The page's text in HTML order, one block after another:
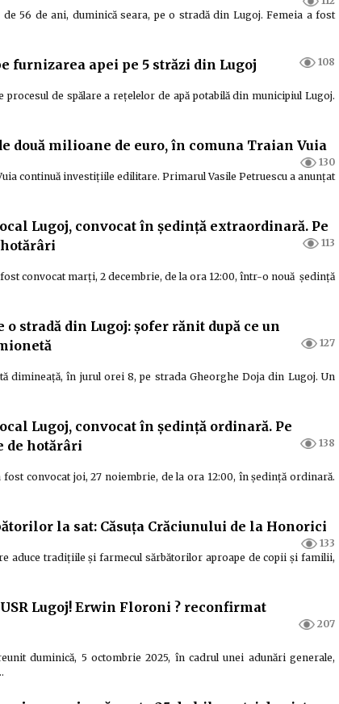
56 de ani, duminică seara, pe o stradă din Lugoj. Femeia a fost
furnizarea apei pe 5 străzi din Lugoj
108
procesul de spălare a rețelelor de apă potabilă din municipiul Lugoj.
două milioane de euro, în comuna Traian Vuia
130
continuă investițiile edilitare. Primarul Vasile Petruescu a anunțat
Lugoj, convocat în ședință extraordinară. Pe
113
convocat marți, 2 decembrie, de la ora 12:00, într-o nouă ședință
o stradă din Lugoj: șofer rănit după ce un
127
dimineață, în jurul orei 8, pe strada Gheorghe Doja din Lugoj. Un
Lugoj, convocat în ședință ordinară. Pe
de hotărâri
138
convocat joi, 27 noiembrie, de la ora 12:00, în ședință ordinară.
la sat: Căsuța Crăciunului de la Honorici
133
aduce tradițiile și farmecul sărbătorilor aproape de copii și familii,
Lugoj! Erwin Floroni ? reconfirmat
207
duminică, 5 octombrie 2025, în cadrul unei adunări generale,